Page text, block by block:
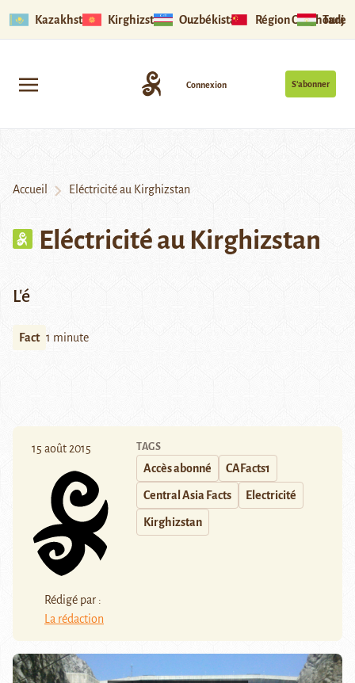
Kazakhstan Kirghizstan Ouzbékistan Région Ouïghoure
S’abonner
Connexion
Accueil Eléctricité au Kirghizstan
Eléctricité au Kirghizstan
L'é
Fact 1 minute
15 août 2015
Rédigé par :
La rédaction
TAGS
Accès abonné CAFacts1
Central Asia Facts Electricité
Kirghizstan